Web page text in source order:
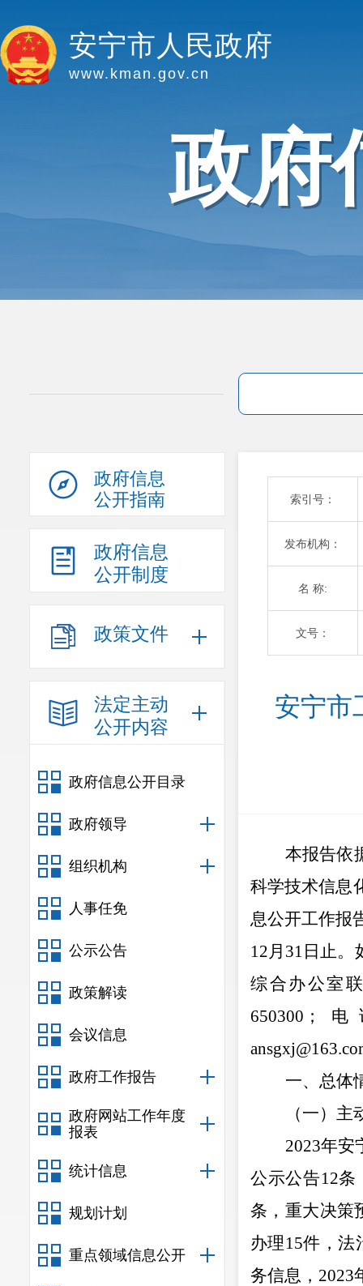
安宁市人民政府
www.kman.gov.cn
政府
政府信息
公开指南
政府信息
公开制度
政策文件
法定主动
公开内容
政府信息公开目录
政府领导
组织机构
人事任免
公示公告
政策解读
会议信息
政府工作报告
政府网站工作年度
报表
统计信息
规划计划
重点领域信息公开
索引号：
发布机构：
名 称:
文号：
安宁市
本报告依
科学技术信息
息公开工作报
12月 31 日止。
综合办公室
650300 ；
电
一、总体
（一）
2023年安
公示公告12条
条， 重大决策
办理 15件 ，
务信息， 2023